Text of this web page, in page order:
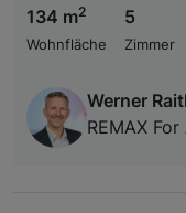
134 m2
Wohnfläche
5
Zimmer
Werner
REMAX For